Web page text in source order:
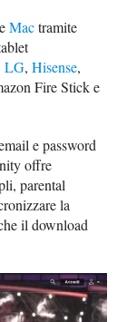
eMactramite
LG,Hisense,
Fire Stick e
e password
offre
parental
la
il download